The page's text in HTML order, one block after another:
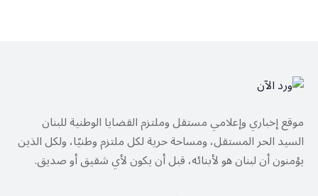
موقع إخباري وإعلامي مستقل وملتزم القضايا الوطنية للبنان
السيد الحر المستقل، ومساحة حرية لكل ملتزم وطنيًا، ولكل الذين
يؤمنون أن لبنان هو لأبنائه، قبل أن يكون لأي شقيق أو صديق.